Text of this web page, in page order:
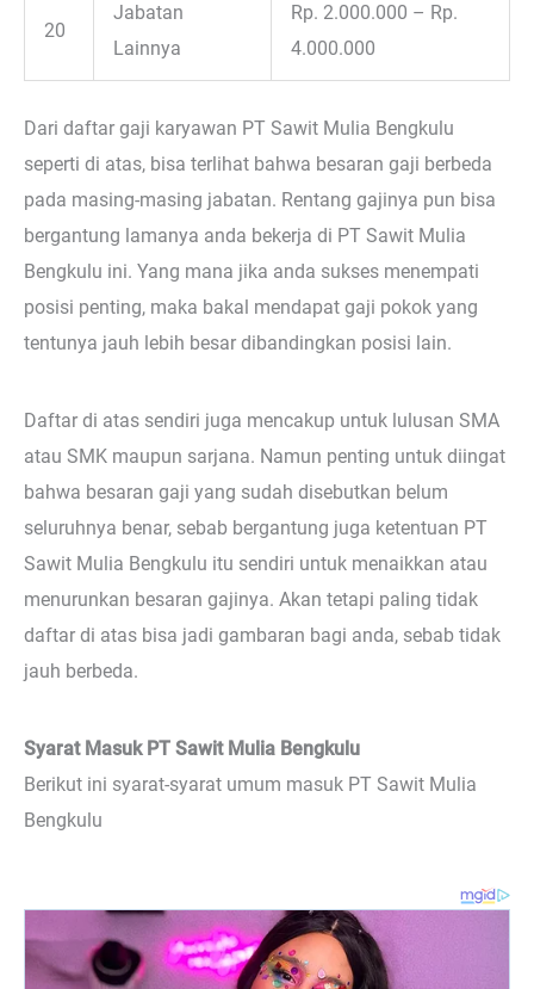
20
Jabatan
Lainnya
Rp. 2.000.000 – Rp.
4.000.000
Dari daftar gaji karyawan PT Sawit Mulia Bengkulu
seperti di atas, bisa terlihat bahwa besaran gaji berbeda
pada masing-masing jabatan. Rentang gajinya pun bisa
bergantung lamanya anda bekerja di PT Sawit Mulia
Bengkulu ini. Yang mana jika anda sukses menempati
posisi penting, maka bakal mendapat gaji pokok yang
tentunya jauh lebih besar dibandingkan posisi lain.
Daftar di atas sendiri juga mencakup untuk lulusan SMA
atau SMK maupun sarjana. Namun penting untuk diingat
bahwa besaran gaji yang sudah disebutkan belum
seluruhnya benar, sebab bergantung juga ketentuan PT
Sawit Mulia Bengkulu itu sendiri untuk menaikkan atau
menurunkan besaran gajinya. Akan tetapi paling tidak
daftar di atas bisa jadi gambaran bagi anda, sebab tidak
jauh berbeda.
Syarat Masuk PT Sawit Mulia Bengkulu
Berikut ini syarat-syarat umum masuk PT Sawit Mulia
Bengkulu